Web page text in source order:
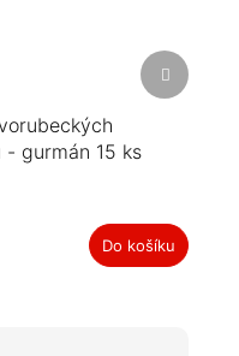
- gurmán 15 ks
Do košíku
Další
produkt